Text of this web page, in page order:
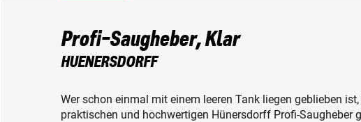
Profi-Saugheber, Klar
HUENERSDORFF
Wer schon einmal mit einem leeren Tank liegen geblieben
praktischen und hochwertigen Hünersdorff Profi-Saugheber